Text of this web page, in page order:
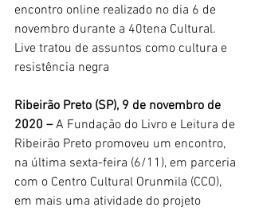
encontro online realizado no dia 6 de
novembro durante a 40tena Cultural.
Live tratou de assuntos como cultura e
resistência negra
Ribeirão Preto (SP), 9 de novembro de
2020 – A Fundação do Livro e Leitura de
Ribeirão Preto promoveu um encontro,
na última sexta-feira (6/11), em parceria
com o Centro Cultural Orunmila (CCO),
em mais uma atividade do projeto